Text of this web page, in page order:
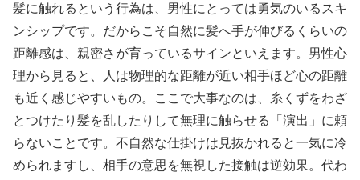
髪に触れるという行為は、男性にとっては勇気のいるスキ
ンシップです。だからこそ自然に髪へ手が伸びるくらいの
距離感は、親密さが育っているサインといえます。男性心
理から見ると、人は物理的な距離が近い相手ほど心の距離
も近く感じやすいもの。ここで大事なのは、糸くずをわざ
とつけたり髪を乱したりして無理に触らせる「演出」に頼
らないことです。不自然な仕掛けは見抜かれると一気に冷
められますし、相手の意思を無視した接触は逆効果。代わ